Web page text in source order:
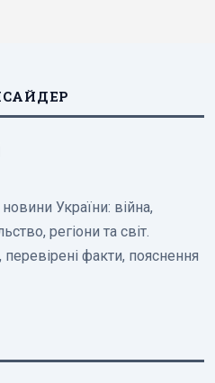
України: війна,
регіони та світ.
факти, пояснення